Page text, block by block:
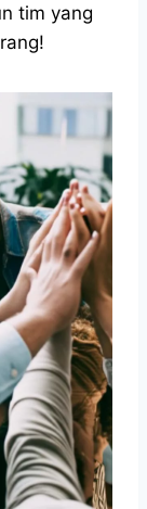
tim yang